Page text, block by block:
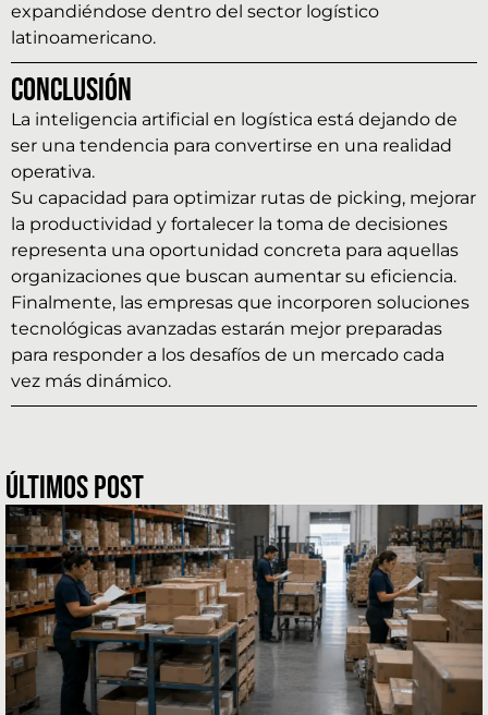
expandiéndose dentro del sector logístico
latinoamericano.
Conclusión
La inteligencia artificial en logística está dejando de
ser una tendencia para convertirse en una realidad
operativa.
Su capacidad para optimizar rutas de picking, mejorar
la productividad y fortalecer la toma de decisiones
representa una oportunidad concreta para aquellas
organizaciones que buscan aumentar su eficiencia.
Finalmente, las empresas que incorporen soluciones
tecnológicas avanzadas estarán mejor preparadas
para responder a los desafíos de un mercado cada
vez más dinámico.
ÚLTIMOS POST